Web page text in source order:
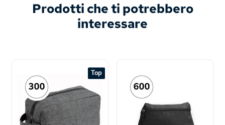
Prodotti che ti potrebbero
interessare
Top